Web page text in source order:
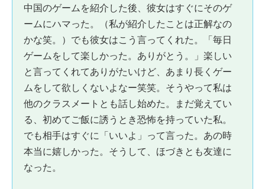
中国のゲームを紹介した後、彼女はすぐにそのゲ
ームにハマった。（私が紹介したことは正解なの
かな笑。）でも彼女はこう言ってくれた。「毎日
ゲームをして楽しかった。ありがとう。」楽しい
と言ってくれてありがたいけど、あまり長くゲー
ムをして欲しくないよなー笑笑。そうやって私は
他のクラスメートとも話し始めた。まだ覚えてい
る、初めてご飯に誘うとき恐怖を持っていた私。
でも相手はすぐに「いいよ」って言った。あの時
本当に嬉しかった。そうして、ほづきとも友達に
なった。